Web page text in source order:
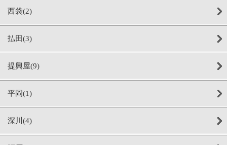
西袋(2)
払田(3)
提興屋(9)
平岡(1)
深川(4)